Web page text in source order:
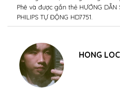
Phê và được gắn thẻ HƯỚNG DẪN
PHILIPS TỰ ĐỘNG HD7751
HONG LOC